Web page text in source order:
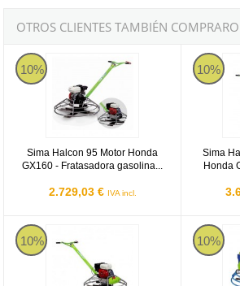
OTROS CLIENTES TAMBIÉN
10%
Sima Halcon 95 Motor Honda
GX160 - Fratasadora gasolina...
2.729,03 € IVA incl.
Sima Halcon 95 Motor Honda GX160 -
10%
Sima
Honda
Sima
10%
Sima Halcon 120 Motor Honda -
10%
Sima